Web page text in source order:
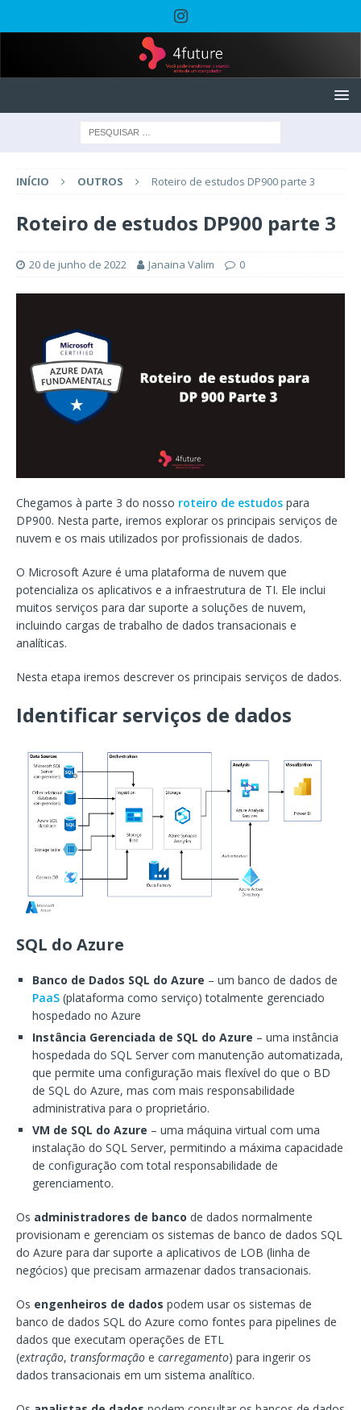
INÍCIO OUTROS Roteiro de estudos DP900 parte 3
Roteiro de estudos DP900 parte 3
20 de junho de 2022 Janaina Valim 0
Chegamos à parte 3 do nosso roteiro de estudos para
DP900. Nesta parte, iremos explorar os principais serviços de
nuvem e os mais utilizados por profissionais de dados.
O Microsoft Azure é uma plataforma de nuvem que
potencializa os aplicativos e a infraestrutura de TI. Ele inclui
muitos serviços para dar suporte a soluções de nuvem,
incluindo cargas de trabalho de dados transacionais e
analíticas.
Nesta etapa iremos descrever os principais serviços de dados.
Identificar serviços de dados
SQL do Azure
Banco de Dados SQL do Azure – um banco de dados de
PaaS (plataforma como serviço) totalmente gerenciado
hospedado no Azure
Instância Gerenciada de SQL do Azure – uma instância
hospedada do SQL Server com manutenção automatizada,
que permite uma configuração mais flexível do que o BD
de SQL do Azure, mas com mais responsabilidade
administrativa para o proprietário.
VM de SQL do Azure – uma máquina virtual com uma
instalação do SQL Server, permitindo a máxima capacidade
de configuração com total responsabilidade de
gerenciamento.
Os administradores de banco de dados normalmente
provisionam e gerenciam os sistemas de banco de dados SQL
do Azure para dar suporte a aplicativos de LOB (linha de
negócios) que precisam armazenar dados transacionais.
Os engenheiros de dados podem usar os sistemas de
banco de dados SQL do Azure como fontes para pipelines de
dados que executam operações de ETL
(extração, transformação e carregamento) para ingerir os
dados transacionais em um sistema analítico.